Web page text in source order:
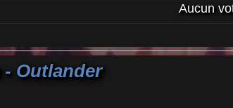
Aucun
- Outlander